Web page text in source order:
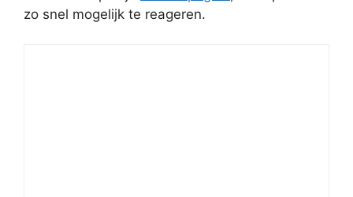
zo snel mogelijk te reageren.